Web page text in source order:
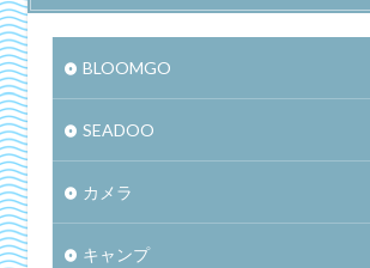
BLOOMGO
SEADOO
カメラ
キャンプ